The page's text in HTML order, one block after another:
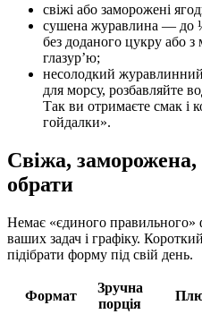
свіжі або заморожені
сушена журавлина — до
без доданого цукру або
глазур’ю;
несолодкий
для морсу, розбавляйте
Так ви отримаєте смак і
гойдалки».
Свіжа,
обрати
Немає «єдиного правильного»
ваших задач і графіку.
підібрати форму під свій день.
Формат
Зручна
порція